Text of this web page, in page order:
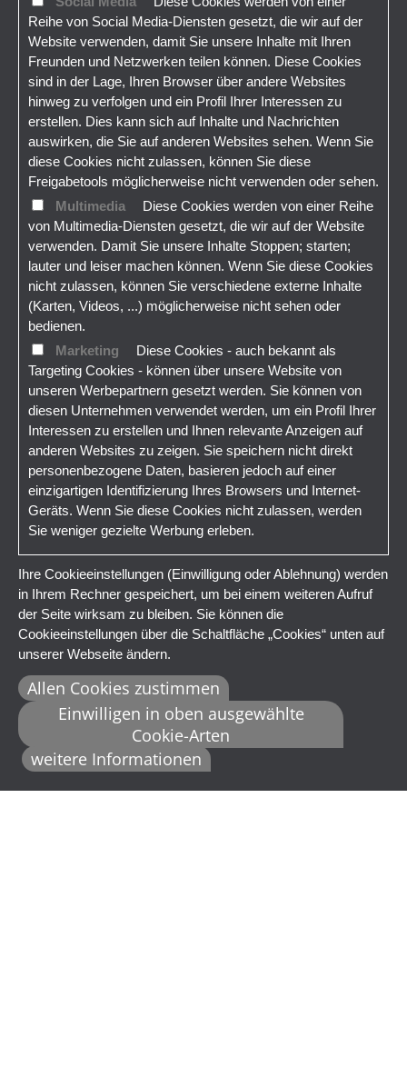
Reihe von Social Media-Diensten gesetzt, die wir auf der
Website verwenden, damit Sie unsere Inhalte mit Ihren
Freunden und Netzwerken teilen können. Diese Cookies
sind in der Lage, Ihren Browser über andere Websites
hinweg zu verfolgen und ein Profil Ihrer Interessen zu
erstellen. Dies kann sich auf Inhalte und Nachrichten
auswirken, die Sie auf anderen Websites sehen. Wenn Sie
diese Cookies nicht zulassen, können Sie diese
Freigabetools möglicherweise nicht verwenden oder sehen.
Multimedia
Diese Cookies werden von einer Reihe
von Multimedia-Diensten gesetzt, die wir auf der Website
verwenden. Damit Sie unsere Inhalte Stoppen; starten;
lauter und leiser machen können. Wenn Sie diese Cookies
nicht zulassen, können Sie verschiedene externe Inhalte
(Karten, Videos, ...) möglicherweise nicht sehen oder
bedienen.
Marketing
Diese Cookies - auch bekannt als
Targeting Cookies - können über unsere Website von
unseren Werbepartnern gesetzt werden. Sie können von
diesen Unternehmen verwendet werden, um ein Profil Ihrer
Interessen zu erstellen und Ihnen relevante Anzeigen auf
anderen Websites zu zeigen. Sie speichern nicht direkt
personenbezogene Daten, basieren jedoch auf einer
einzigartigen Identifizierung Ihres Browsers und Internet-
Geräts. Wenn Sie diese Cookies nicht zulassen, werden
Sie weniger gezielte Werbung erleben.
Ihre Cookieeinstellungen (Einwilligung oder Ablehnung) werden
in Ihrem Rechner gespeichert, um bei einem weiteren Aufruf
der Seite wirksam zu bleiben. Sie können die
Cookieeinstellungen über die Schaltfläche „Cookies“ unten auf
unserer Webseite ändern.
Allen Cookies zustimmen
Einwilligen in oben ausgewählte
Cookie-Arten
weitere Informationen